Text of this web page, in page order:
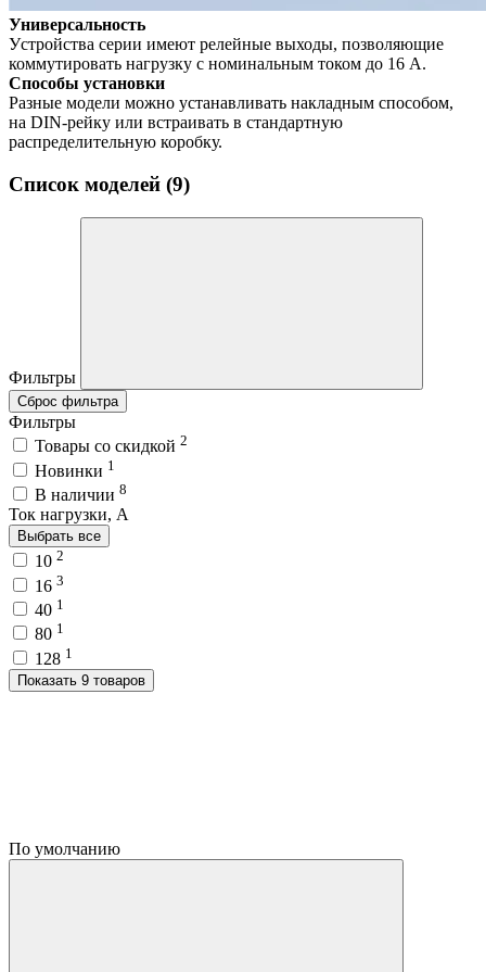
Универсальность
Устройства серии имеют релейные выходы, позволяющие
коммутировать нагрузку с номинальным током до 16 А.
Способы установки
Разные модели можно устанавливать накладным способом,
на DIN-рейку или встраивать в стандартную
раcпределительную коробку.
Список моделей (9)
Фильтры
Сброс фильтра
Фильтры
Товары со скидкой 2
Новинки 1
В наличии 8
Ток нагрузки, A
Выбрать все
10 2
16 3
40 1
80 1
128 1
Показать 9 товаров
По умолчанию